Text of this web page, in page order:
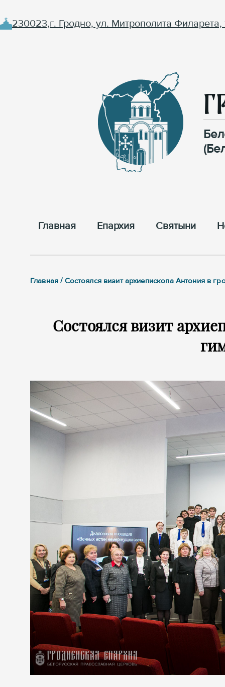
230023,г. Гродно, ул. Митрополита Филарета,
Главная Епархия Cвятыни
Главная / Состоялся визит архиепископа Антония в
Состоялся визит